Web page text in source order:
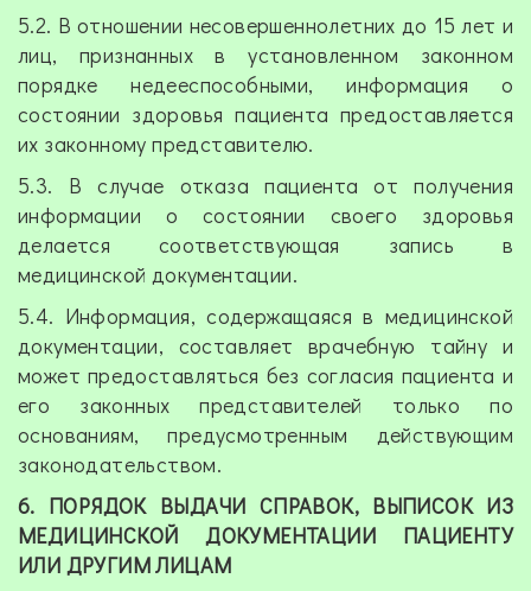
5.2. В отношении несовершеннолетних до 15 лет и
лиц, признанных в установленном законном
порядке недееспособными, информация о
состоянии здоровья пациента предоставляется
их законному представителю.
5.3. В случае отказа пациента от получения
информации о состоянии своего здоровья
делается соответствующая запись в
медицинской документации.
5.4. Информация, содержащаяся в медицинской
документации, составляет врачебную тайну и
может предоставляться без согласия пациента и
его законных представителей только по
основаниям, предусмотренным действующим
законодательством.
6. ПОРЯДОК ВЫДАЧИ СПРАВОК, ВЫПИСОК ИЗ
МЕДИЦИНСКОЙ ДОКУМЕНТАЦИИ ПАЦИЕНТУ
ИЛИ ДРУГИМ ЛИЦАМ